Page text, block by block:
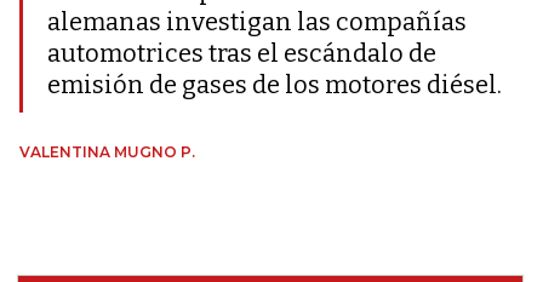
alemanas investigan las compañías
automotrices tras el escándalo de
emisión de gases de los motores diésel.
VALENTINA MUGNO P.